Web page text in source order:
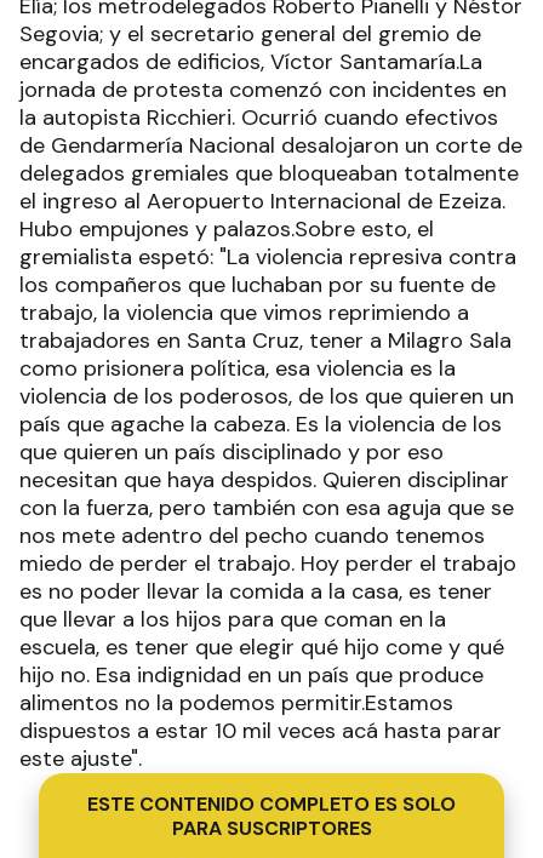
Elía; los metrodelegados Roberto Pianelli y Néstor
Segovia; y el secretario general del gremio de
encargados de edificios, Víctor Santamaría.La
jornada de protesta comenzó con incidentes en
la autopista Ricchieri. Ocurrió cuando efectivos
de Gendarmería Nacional desalojaron un corte de
delegados gremiales que bloqueaban totalmente
el ingreso al Aeropuerto Internacional de Ezeiza.
Hubo empujones y palazos.Sobre esto, el
gremialista espetó: "La violencia represiva contra
los compañeros que luchaban por su fuente de
trabajo, la violencia que vimos reprimiendo a
trabajadores en Santa Cruz, tener a Milagro Sala
como prisionera política, esa violencia es la
violencia de los poderosos, de los que quieren un
país que agache la cabeza. Es la violencia de los
que quieren un país disciplinado y por eso
necesitan que haya despidos. Quieren disciplinar
con la fuerza, pero también con esa aguja que se
nos mete adentro del pecho cuando tenemos
miedo de perder el trabajo. Hoy perder el trabajo
es no poder llevar la comida a la casa, es tener
que llevar a los hijos para que coman en la
escuela, es tener que elegir qué hijo come y qué
hijo no. Esa indignidad en un país que produce
alimentos no la podemos permitir.Estamos
dispuestos a estar 10 mil veces acá hasta parar
este ajuste".
ESTE CONTENIDO COMPLETO ES SOLO
PARA SUSCRIPTORES